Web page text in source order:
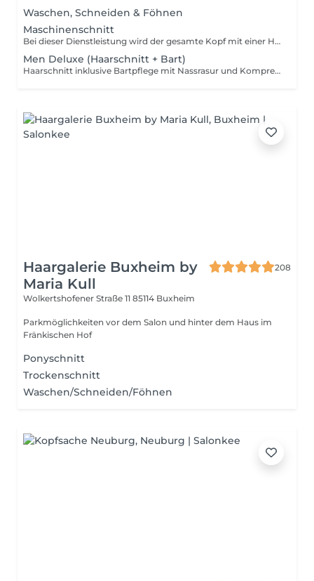
Waschen, Schneiden & Föhnen
Maschinenschnitt
Bei dieser Dienstleistung wird der gesamte Kopf mit einer Haarschneidemaschine geschnitten, ohne den Einsatz einer Schere.
Men Deluxe (Haarschnitt + Bart)
Haarschnitt inklusive Bartpflege mit Nassrasur und Kompressen. Die Behandlung sorgt für eine gründliche Rasur, weiche Haut und eine präzise Formung von Haar und Bart. Entspannende Kompressen ergänzen die Pflege und sorgen für ein frisches Gefühl.
Haargalerie Buxheim by
Maria Kull
208
Wolkertshofener Straße 11 85114 Buxheim
Parkmöglichkeiten vor dem Salon und hinter dem Haus im
Fränkischen Hof
Ponyschnitt
Trockenschnitt
Waschen/Schneiden/Föhnen